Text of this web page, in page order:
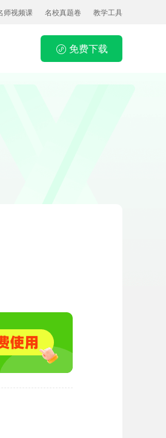
师视频课 名校真题卷 教学工具
免费下载